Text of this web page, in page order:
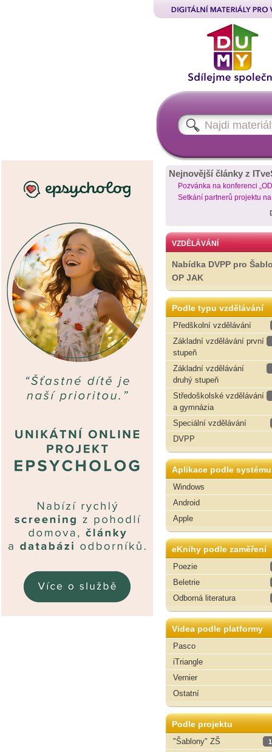
Nejnovější články z
Pozvánka na konferenci
Setkání partnerů projektu
VZDĚLÁVÁNÍ
Nabídka DVPP pro
OP JAK
Podle typu vzdělávání
Předškolní vzdělávání
Základní vzdělávání první
stupeň
Základní vzdělávání
druhý stupeň
Středoškolské vzdělávání
a gymnázia
Speciální vzdělávání
DVPP
Aplikace podle systému
Windows
Android
Apple
eKnihy podle zaměření
Poezie
Beletrie
Odborná literatura
Videa podle platformy
Pasco
iTriangle
Vernier
Ostatní
Podle projektu
"Šablony" ZŠ